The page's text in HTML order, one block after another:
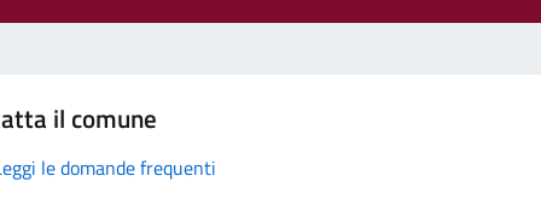
il comune
le domande frequenti